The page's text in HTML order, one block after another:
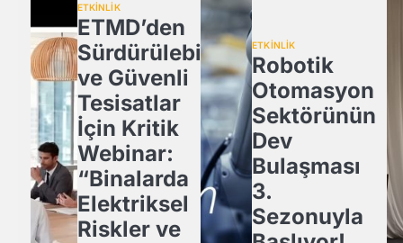
ETKİNLİK
ETMD’den
Sürdürülebilir
ve Güvenli
Tesisatlar
İçin Kritik
Webinar:
“Binalarda
Elektriksel
Riskler ve
ETKİNLİK
Robotik
Otomasyon
Sektörünün
Dev
Bulaşması
3.
Sezonuyla